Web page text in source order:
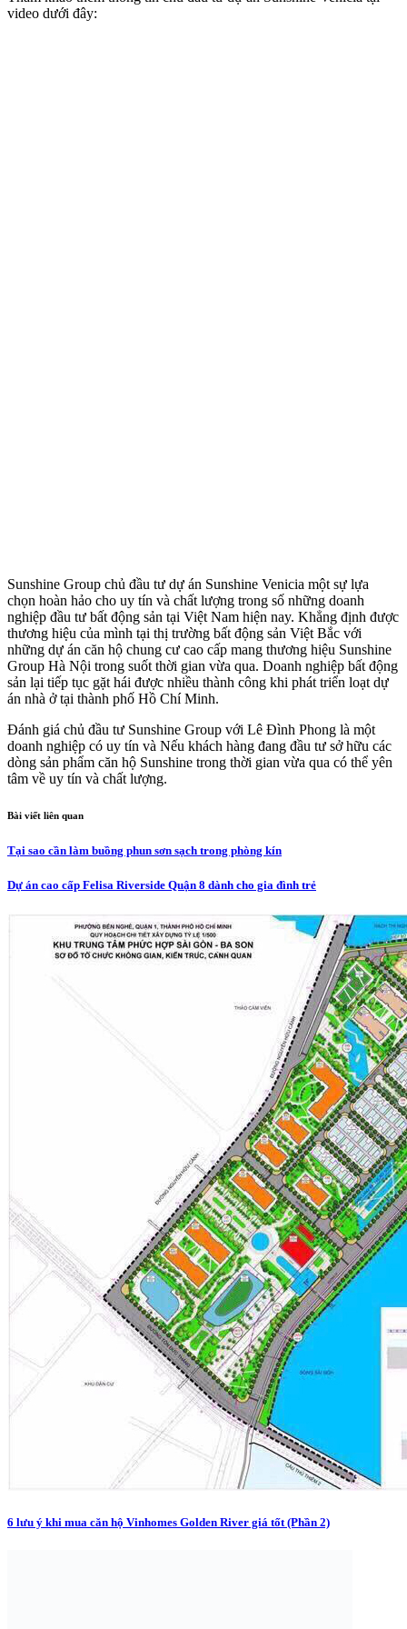
video dưới đây:
Sunshine Group chủ đầu tư dự án Sunshine Venicia một sự lựa
chọn hoàn hảo cho uy tín và chất lượng trong số những doanh
nghiệp đầu tư bất động sản tại Việt Nam hiện nay. Khẳng định được
thương hiệu của mình tại thị trường bất động sản Việt Bắc với
những dự án căn hộ chung cư cao cấp mang thương hiệu Sunshine
Group Hà Nội trong suốt thời gian vừa qua. Doanh nghiệp bất động
sản lại tiếp tục gặt hái được nhiều thành công khi phát triển loạt dự
án nhà ở tại thành phố Hồ Chí Minh.
Đánh giá chủ đầu tư Sunshine Group với Lê Đình Phong là một
doanh nghiệp có uy tín và Nếu khách hàng đang đầu tư sở hữu các
dòng sản phẩm căn hộ Sunshine trong thời gian vừa qua có thể yên
tâm về uy tín và chất lượng.
Bài viết liên quan
Tại sao cần làm buồng phun sơn sạch trong phòng kín
Dự án cao cấp Felisa Riverside Quận 8 dành cho gia đình trẻ
6 lưu ý khi mua căn hộ Vinhomes Golden River giá tốt (Phần 2)